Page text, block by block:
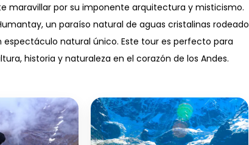
maravillar por su imponente arquitectura y misticismo.
un paraíso natural de aguas cristalinas rodeado
natural único. Este tour es perfecto para
historia y naturaleza en el corazón de los Andes.